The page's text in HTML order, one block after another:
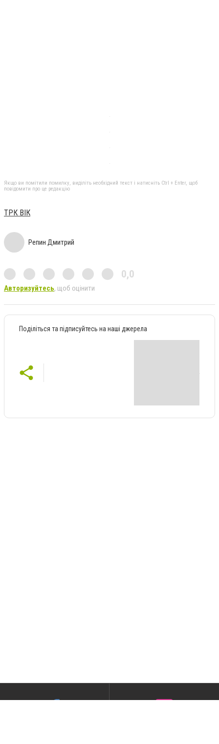
Якщо ви помітили помилку, виділіть необхідний текст і натисніть Ctrl + Enter, щоб
повідомити про це редакцію
ТРК ВІК
Репин Дмитрий
0,0
Авторизуйтесь, щоб оцінити
Поділіться та підписуйтесь на наші джерела